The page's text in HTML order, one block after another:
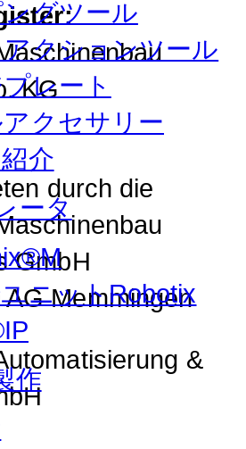
グツール
クションツール
レート
クセサリー
介
ータ
ニットRobotix
作
KG
durch die
GmbH
Memmingen
&